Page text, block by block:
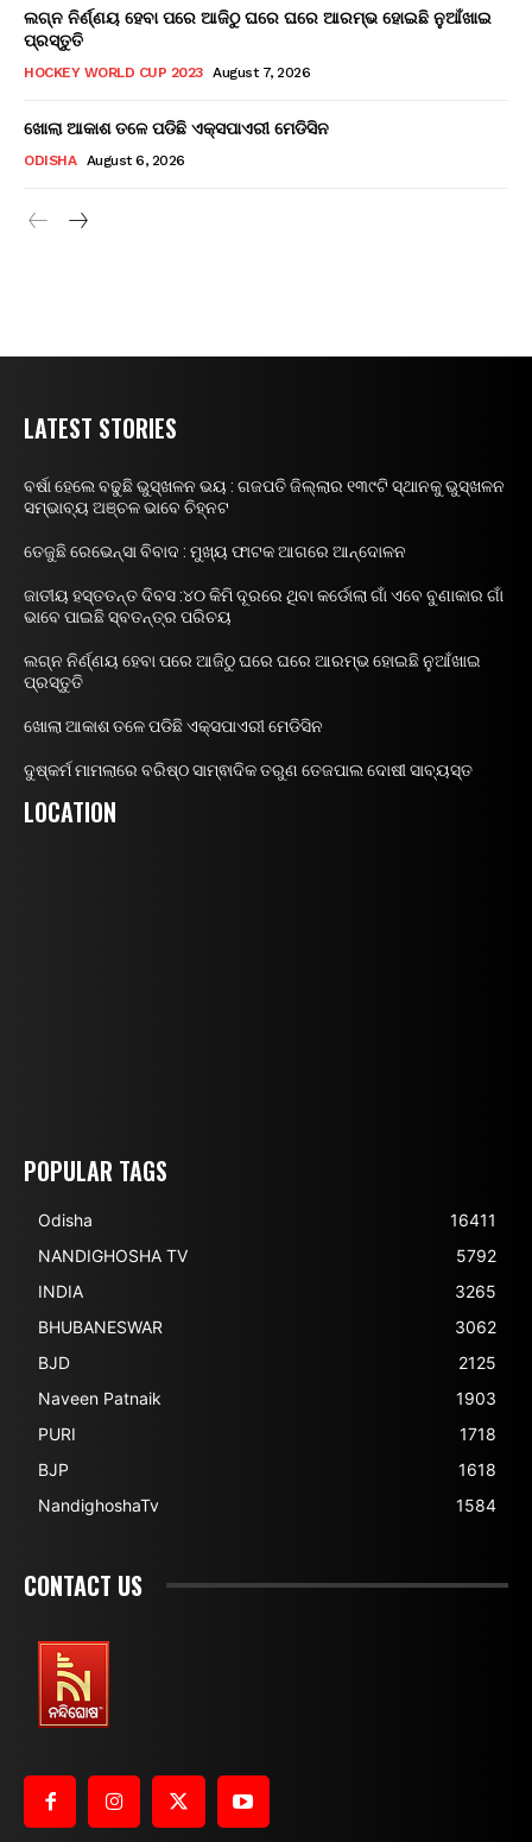
ଲଗ୍ନ ନିର୍ଣ୍ଣୟ ହେବା ପରେ ଆଜିଠୁ ଘରେ ଘରେ ଆରମ୍ଭ ହୋଇଛି ନୁଆଁଖାଇ
ପ୍ରସ୍ତୁତି
HOCKEY WORLD CUP 2023 August 7, 2026
ଖୋଲା ଆକାଶ ତଳେ ପଡିଛି ଏକ୍ସପାଏରୀ ମେଡିସିନ
ODISHA August 6, 2026
LATEST STORIES
ବର୍ଷା ହେଲେ ବଢୁଛି ଭୁସ୍ଖଳନ ଭୟ : ଗଜପତି ଜିଲ୍ଲାର ୧୩୯ଟି ସ୍ଥାନକୁ ଭୁସ୍ଖଳନ
ସମ୍ଭାବ୍ୟ ଅଞ୍ଚଳ ଭାବେ ଚିହ୍ନଟ
ତେଜୁଛି ରେଭେନ୍ସା ବିବାଦ : ମୁଖ୍ୟ ଫାଟକ ଆଗରେ ଆନ୍ଦୋଳନ
ଜାତୀୟ ହସ୍ତତନ୍ତ ଦିବସ :୪୦ କିମି ଦୂରରେ ଥିବା କର୍ଡୋଲା ଗାଁ ଏବେ ବୁଣାକାର ଗାଁ
ଭାବେ ପାଇଛି ସ୍ବତନ୍ତ୍ର ପରିଚୟ
ଲଗ୍ନ ନିର୍ଣ୍ଣୟ ହେବା ପରେ ଆଜିଠୁ ଘରେ ଘରେ ଆରମ୍ଭ ହୋଇଛି ନୁଆଁଖାଇ
ପ୍ରସ୍ତୁତି
ଖୋଲା ଆକାଶ ତଳେ ପଡିଛି ଏକ୍ସପାଏରୀ ମେଡିସିନ
ଦୁଷ୍କର୍ମ ମାମଲାରେ ବରିଷ୍ଠ ସାମ୍ଵାଦିକ ତରୁଣ ତେଜପାଲ ଦୋଷୀ ସାବ୍ୟସ୍ତ
LOCATION
POPULAR TAGS
Odisha
16411
NANDIGHOSHA TV
5792
INDIA
3265
BHUBANESWAR
3062
BJD
2125
Naveen Patnaik
1903
PURI
1718
BJP
1618
NandighoshaTv
1584
CONTACT US